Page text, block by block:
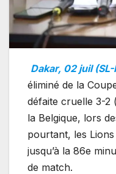
Dakar, 02 juil (SL-
éliminé de la
défaite cruelle 3-2
la Belgique, lors
pourtant, les
jusqu’à la 86e
de match.